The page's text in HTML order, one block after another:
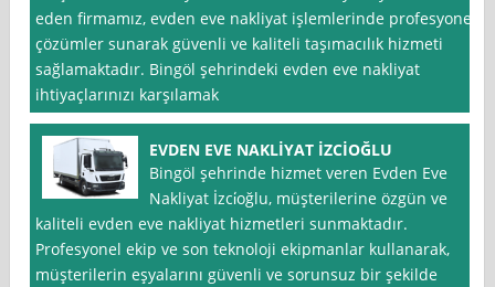
eden firmamız, evden eve nakliyat işlemlerinde profesyonel
çözümler sunarak güvenli ve kaliteli taşımacılık hizmeti
sağlamaktadır. Bingöl şehrindeki evden eve nakliyat
ihtiyaçlarınızı karşılamak
EVDEN EVE NAKLİYAT İZCİOĞLU
Bingöl şehrinde hizmet veren Evden Eve
Nakliyat İzci̇oğlu, müşterilerine özgün ve
kaliteli evden eve nakliyat hizmetleri sunmaktadır.
Profesyonel ekip ve son teknoloji ekipmanlar kullanarak,
müşterilerin eşyalarını güvenli ve sorunsuz bir şekilde